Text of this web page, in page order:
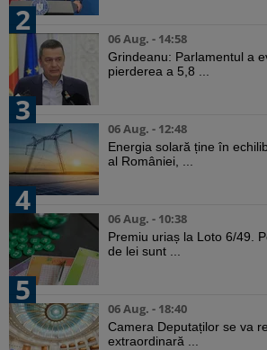
2
06 Aug. - 14:58
Grindeanu: Parlamentul a
pierderea a 5,8 ...
3
06 Aug. - 12:48
Energia solară ține în
al României, ...
4
06 Aug. - 10:38
Premiu uriaș la Loto 6/49.
de lei sunt ...
5
06 Aug. - 18:40
Camera Deputaților se va
extraordinară ...